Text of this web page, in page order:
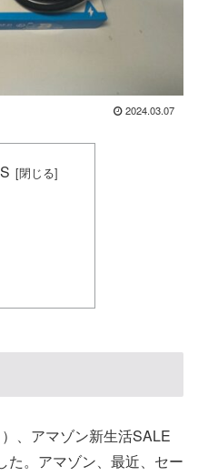
2024.03.07
、アマゾン新生活SALE
た。アマゾン、最近、セー